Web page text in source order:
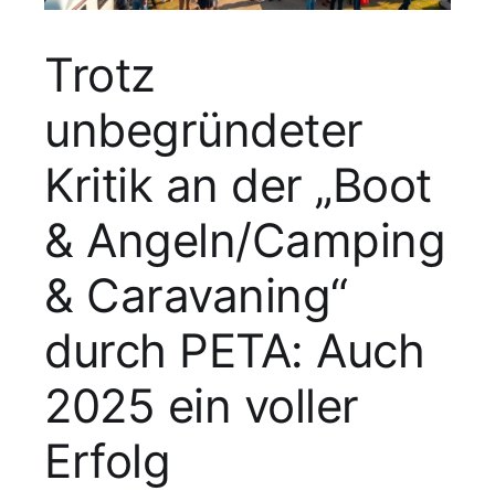
Trotz
unbegründeter
Kritik an der „Boot
& Angeln/Camping
& Caravaning“
durch PETA: Auch
2025 ein voller
Erfolg